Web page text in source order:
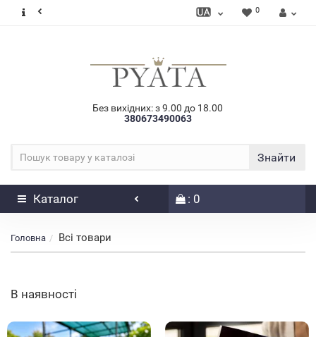
0
Без вихідних: з 9.00 до 18.00
380673490063
Знайти
Каталог : 0
Головна Всі товари
В наявності